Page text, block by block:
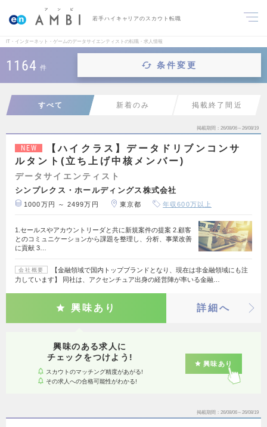
若手ハイキャリアのスカウト転職
IT・インターネット・ゲームのデータサイエンティストの転職・求人情報
1164 件 条件変更
すべて 新着のみ 掲載終了間近
掲載期間 26/08/06～26/08/19
NEW
【ハイクラス】データドリブンコンサ
ルタント(立ち上げ中核メンバー)
データサイエンティスト
シンプレクス・ホールディングス株式会社
1000万円 ～ 2499万円 東京都 年収600万以上
1.セールスやアカウントリーダと共に新規案件の提案 2.顧客
とのコミュニケーションから課題を整理し、分析、事業改善
に貢献 3…
会社概要
【金融領域で国内トップブランドとなり、現在は非金融領域にも注
力しています】 同社は、アクセンチュア出身の経営陣が率いる金融…
興味あり 詳細へ
興味のある求人に
チェックをつけよう!
スカウトのマッチング精度があがる!
その求人への合格可能性がわかる!
興味あり
掲載期間 26/08/06～26/08/19